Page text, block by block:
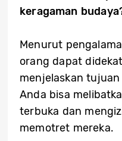
keragaman
Menurut
orang dapat
menjelaskan
Anda bisa
terbuka dan
memotret mereka.